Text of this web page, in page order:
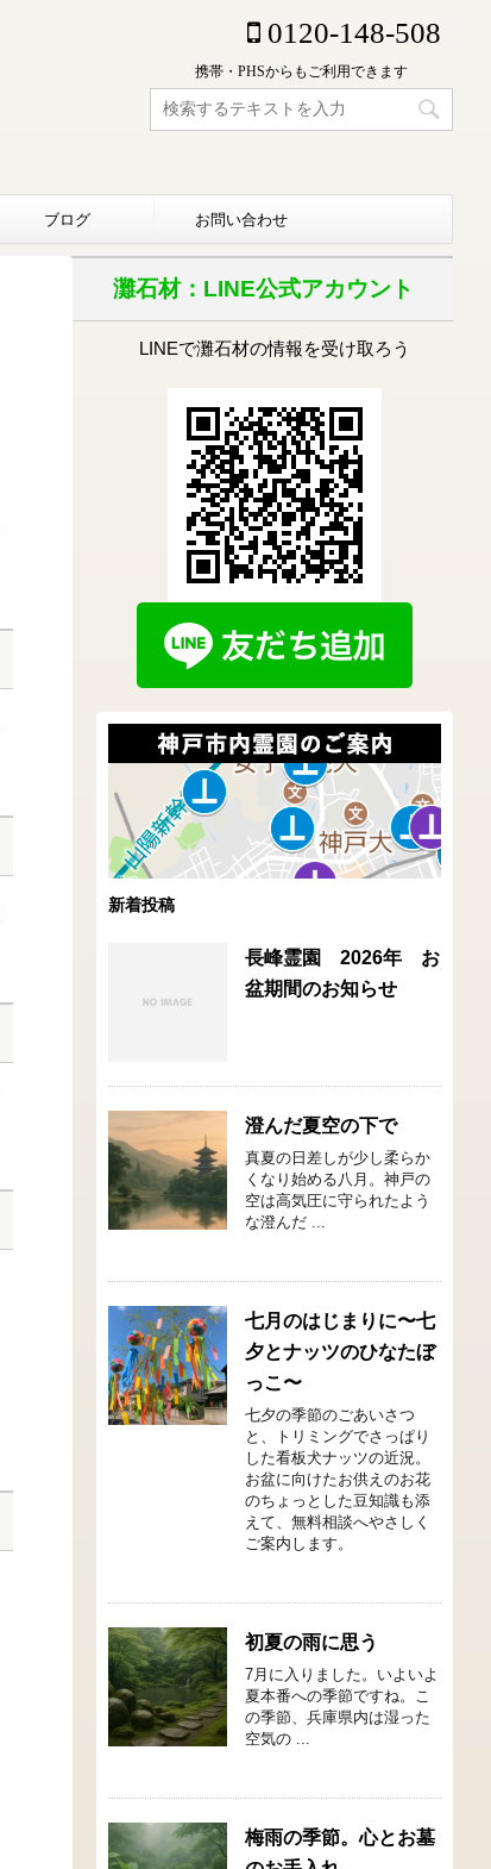
0120-148-508
携帯・PHSからもご利用できます
ブログ お問い合わせ
灘石材：LINE公式アカウント
LINEで灘石材の情報を受け取ろう
新着投稿
長峰霊園 2026年 お
盆期間のお知らせ
澄んだ夏空の下で
真夏の日差しが少し柔らか
くなり始める八月。神戸の
空は高気圧に守られたよう
な澄んだ ...
七月のはじまりに〜七
夕とナッツのひなたぼ
っこ〜
七夕の季節のごあいさつ
と、トリミングでさっぱり
した看板犬ナッツの近況。
お盆に向けたお供えのお花
のちょっとした豆知識も添
えて、無料相談へやさしく
ご案内します。
初夏の雨に思う
7月に入りました。いよいよ
夏本番への季節ですね。こ
の季節、兵庫県内は湿った
空気の ...
梅雨の季節。心とお墓